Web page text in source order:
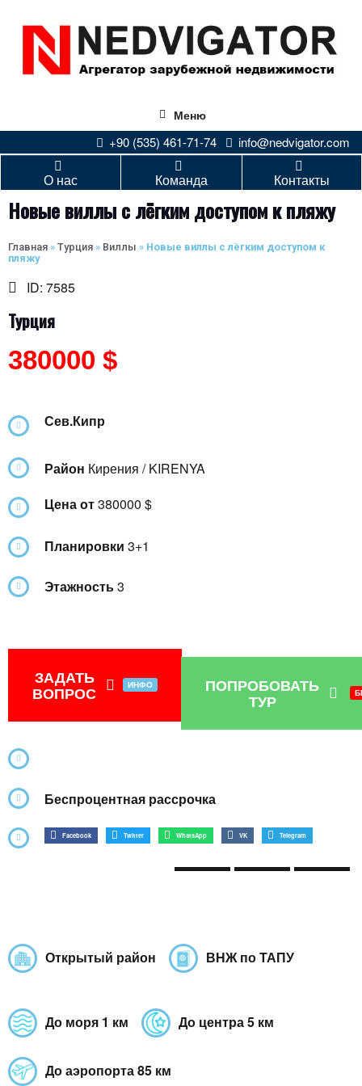
Меню
+90 (535) 461-71-74 info@nedvigator.com
О нас Команда Контакты
Новые виллы с лёгким доступом к пляжу
Главная » Турция » Виллы » Новые виллы с лёгким доступом к
пляжу
ID: 7585
Турция
380000 $
Сев.Кипр
Район Кирения / KIRENYA
Цена от380000 $
Планировки 3+1
Этажность3
ЗАДАТЬ
ВОПРОС ИНФО ПОПРОБОВАТЬ
ТУР
Беспроцентная рассрочка
Facebook Twitter WhatsApp VK Telegram
Открытый район ВНЖ по ТАПУ
До моря 1 км До центра 5 км
До аэропорта 85 км